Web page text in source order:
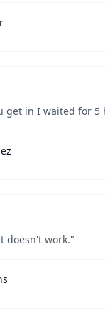
get in I waited for 5
doesn't work."